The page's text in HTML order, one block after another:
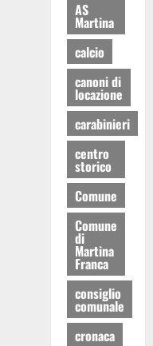
AS
Martina
calcio
canoni di
locazione
carabinieri
centro
storico
Comune
Comune
di
Martina
Franca
consiglio
comunale
cronaca